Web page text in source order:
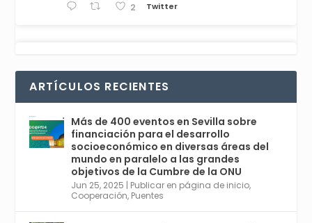
2 Twitter
r
comienza en Sevilla este lunes 2 con la
Conferencia Internacional sobre Catálisis, y
con el Congreso de Parasitología. Del día 3 al
6, Congreso de Metodología de Ciencias
Sociales y la Salud; y los días 5 y 6 Jornadas
de Economía Industrial.
4
1 2 Twitter
ARTÍCULOS RECIENTES
Más de 400 eventos en Sevilla sobre
financiación para el desarrollo
socioeconómico en diversas áreas del
mundo en paralelo a las grandes
objetivos de la Cumbre de la ONU
Jun 25, 2025 | Publicar en página de inicio,
Cooperación, Puentes